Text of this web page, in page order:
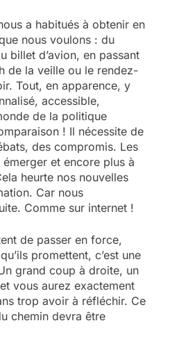
a habitués à obtenir en
nous voulons : du
billet d’avion, en passant
de la veille ou le rendez-
Tout, en apparence, y
accessible,
de la politique
! Il nécessite de
des compromis. Les
et encore plus à
heurte nos nouvelles
Car nous
Comme sur internet !
de passer en force,
promettent, c’est une
grand coup à droite, un
vous aurez exactement
trop avoir à réfléchir. Ce
chemin devra être